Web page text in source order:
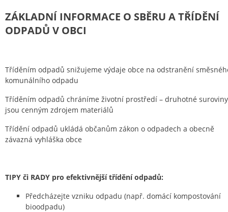
ZÁKLADNÍ INFORMACE O SBĚRU A TŘÍDĚNÍ
ODPADŮ V OBCI
Tříděním odpadů snižujeme výdaje obce na odstranění
komunálního odpadu
Tříděním odpadů chráníme životní prostředí – druhotné suroviny
jsou cenným zdrojem materiálů
Třídění odpadů ukládá občanům zákon o odpadech a obecně
závazná vyhláška obce
TIPY či RADY pro efektivnější třídění odpadů:
Předcházejte vzniku odpadu (např. domácí kompostování
bioodpadu)